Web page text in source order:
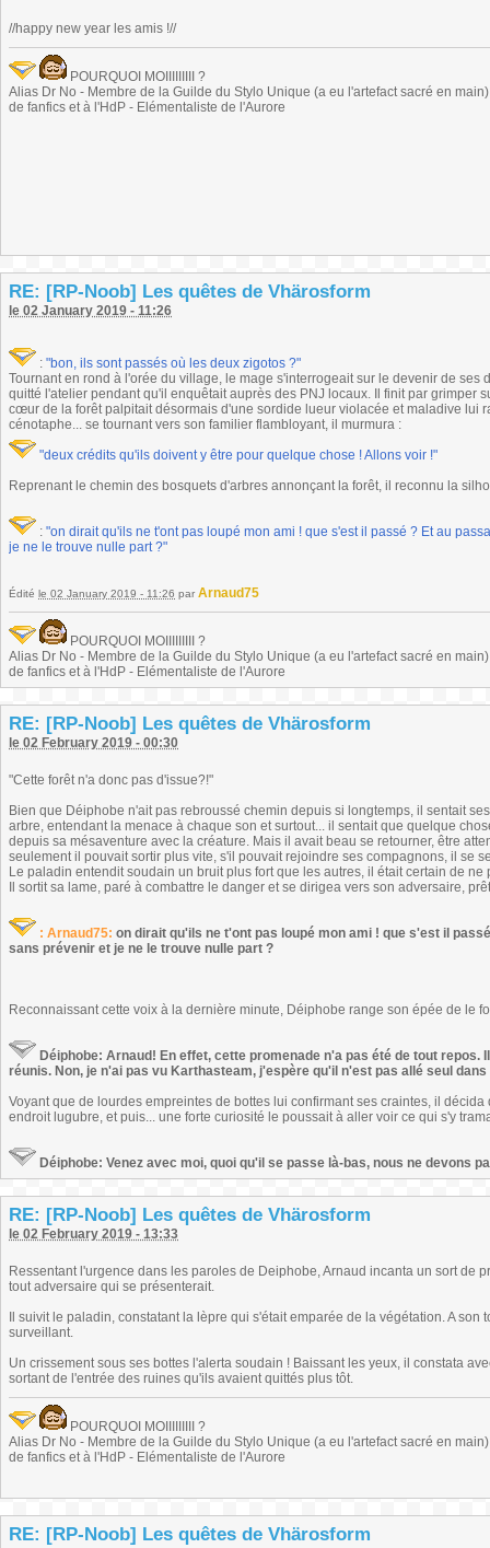
//happy new year les amis !//
POURQUOI MOIIIIIIIII ?
Alias Dr No - Membre de la Guilde du Stylo Unique (a eu l'artefact sacré en
de fanfics et à l'HdP - Elémentaliste de l'Aurore
RE: [RP-Noob] Les quêtes de Vhärosform
le 02 January 2019 - 11:26
: "bon, ils sont passés où les deux zigotos ?"
Tournant en rond à l'orée du village, le mage s'interrogeait sur le devenir de
quitté l'atelier pendant qu'il enquêtait auprès des PNJ locaux. Il finit par grimper
cœur de la forêt palpitait désormais d'une sordide lueur violacée et maladive lui
cénotaphe... se tournant vers son familier flambloyant, il murmura :
"deux crédits qu'ils doivent y être pour quelque chose ! Allons voir !"
Reprenant le chemin des bosquets d'arbres annonçant la forêt, il reconnu la
: "on dirait qu'ils ne t'ont pas loupé mon ami ! que s'est il passé ? Et au
je ne le trouve nulle part ?"
Édité le 02 January 2019 - 11:26 par Arnaud75
POURQUOI MOIIIIIIIII ?
Alias Dr No - Membre de la Guilde du Stylo Unique (a eu l'artefact sacré en
de fanfics et à l'HdP - Elémentaliste de l'Aurore
RE: [RP-Noob] Les quêtes de Vhärosform
le 02 February 2019 - 00:30
"Cette forêt n'a donc pas d'issue?!"
Bien que Déiphobe n'ait pas rebroussé chemin depuis si longtemps, il sentait
arbre, entendant la menace à chaque son et surtout... il sentait que quelque
depuis sa mésaventure avec la créature. Mais il avait beau se retourner, être
seulement il pouvait sortir plus vite, s'il pouvait rejoindre ses compagnons, il se
Le paladin entendit soudain un bruit plus fort que les autres, il était certain de
Il sortit sa lame, paré à combattre le danger et se dirigea vers son adversaire,
: Arnaud75: on dirait qu'ils ne t'ont pas loupé mon ami ! que s'est il
sans prévenir et je ne le trouve nulle part ?
Reconnaissant cette voix à la dernière minute, Déiphobe range son épée de le
Déiphobe: Arnaud! En effet, cette promenade n'a pas été de tout
réunis. Non, je n'ai pas vu Karthasteam, j'espère qu'il n'est pas allé seul dans
Voyant que de lourdes empreintes de bottes lui confirmant ses craintes, il
endroit lugubre, et puis... une forte curiosité le poussait à aller voir ce qui s'y
Déiphobe: Venez avec moi, quoi qu'il se passe là-bas, nous ne devons
RE: [RP-Noob] Les quêtes de Vhärosform
le 02 February 2019 - 13:33
Ressentant l'urgence dans les paroles de Deiphobe, Arnaud incanta un sort de
tout adversaire qui se présenterait.
Il suivit le paladin, constatant la lèpre qui s'était emparée de la végétation. A
surveillant.
Un crissement sous ses bottes l'alerta soudain ! Baissant les yeux, il constata
sortant de l'entrée des ruines qu'ils avaient quittés plus tôt.
POURQUOI MOIIIIIIIII ?
Alias Dr No - Membre de la Guilde du Stylo Unique (a eu l'artefact sacré en
de fanfics et à l'HdP - Elémentaliste de l'Aurore
RE: [RP-Noob] Les quêtes de Vhärosform